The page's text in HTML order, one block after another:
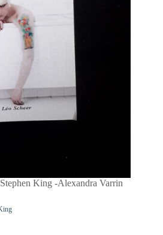
King -Alexandra Varrin